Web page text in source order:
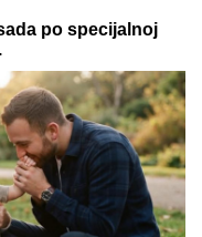
za vikend:
se spontano